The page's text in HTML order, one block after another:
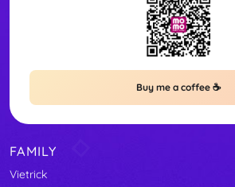
Buy me a coffee ☕
FAMILY
Vietrick